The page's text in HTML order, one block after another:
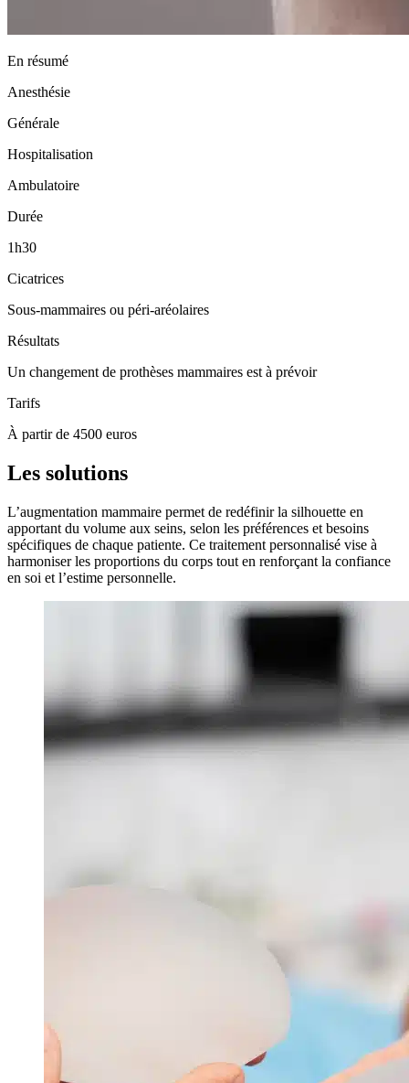
En résumé
Anesthésie
Générale
Hospitalisation
Ambulatoire
Durée
1h30
Cicatrices
Sous-mammaires ou péri-aréolaires
Résultats
Un changement de prothèses mammaires est à prévoir
Tarifs
À partir de 4500 euros
Les solutions
L’augmentation mammaire permet de redéfinir la silhouette en
apportant du volume aux seins, selon les préférences et besoins
spécifiques de chaque patiente. Ce traitement personnalisé vise à
harmoniser les proportions du corps tout en renforçant la confiance
en soi et l’estime personnelle.